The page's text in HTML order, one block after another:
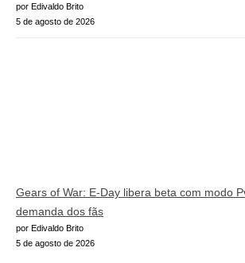
por Edivaldo Brito
5 de agosto de 2026
Gears of War: E-Day libera beta com modo
demanda dos fãs
por Edivaldo Brito
5 de agosto de 2026